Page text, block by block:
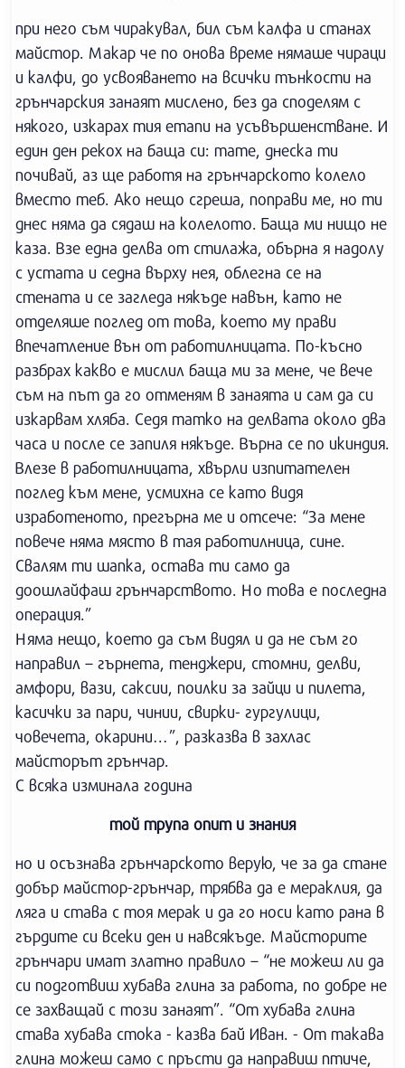
при него съм чиракувал, бил съм калфа и станах
майстор. Макар че по онова време нямаше чираци
и калфи, до усвояването на всички тънкости на
грънчарския занаят мислено, без да споделям с
някого, изкарах тия етапи на усъвършенстване. И
един ден рекох на баща си: тате, днеска ти
почивай, аз ще работя на грънчарското колело
вместо теб. Ако нещо сгреша, поправи ме, но ти
днес няма да сядаш на колелото. Баща ми нищо не
каза. Взе една делва от стилажа, обърна я надолу
с устата и седна върху нея, облегна се на
стената и се загледа някъде навън, като не
отделяше поглед от това, което му прави
впечатление вън от работилницата. По-късно
разбрах какво е мислил баща ми за мене, че вече
съм на път да го отменям в занаята и сам да си
изкарвам хляба. Седя татко на делвата около два
часа и после се запиля някъде. Върна се по икиндия.
Влезе в работилницата, хвърли изпитателен
поглед към мене, усмихна се като видя
изработеното, прегърна ме и отсече: “За мене
повече няма място в тая работилница, сине.
Свалям ти шапка, остава ти само да
доошлайфаш грънчарството. Но това е последна
операция.”
Няма нещо, което да съм видял и да не съм го
направил – гърнета, тенджери, стомни, делви,
амфори, вази, саксии, поилки за зайци и пилета,
касички за пари, чинии, свирки- гургулици,
човечета, окарини…”, разказва в захлас
майсторът грънчар.
С всяка изминала година
той трупа опит и знания
но и осъзнава грънчарското верую, че за да стане
добър майстор-грънчар, трябва да е мераклия, да
ляга и става с тоя мерак и да го носи като рана в
гърдите си всеки ден и навсякъде. Майсторите
грънчари имат златно правило – “не можеш ли да
си подготвиш хубава глина за работа, по добре не
се захващай с този занаят”. “От хубава глина
става хубава стока - казва бай Иван. - От такава
глина можеш само с пръсти да направиш птиче,